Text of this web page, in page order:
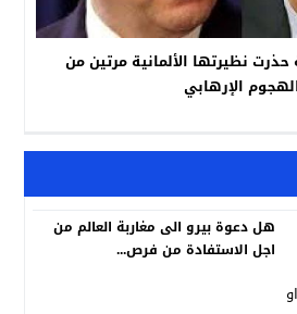
حذرت نظيرتها الألمانية مرتين من
الإرهابي
هل دعوة بيرو الى مغاربة العالم من
اجل الاستفادة من فرص...